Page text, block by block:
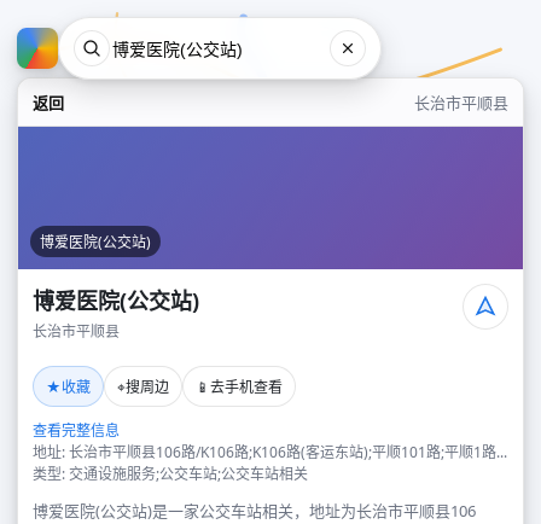
返回 长治市平顺县
博爱医院(公交站)
博爱医院(公交站)
长治市平顺县
★收藏 ⌖搜周边 📱 去手机查看
查看完整信息
地址: 长治市平顺县106路/K106路;K106路(客运东站);平顺101路;平顺1路...
类型: 交通设施服务;公交车站;公交车站相关
博爱医院(公交站)是一家公交车站相关，地址为长治市平顺县106